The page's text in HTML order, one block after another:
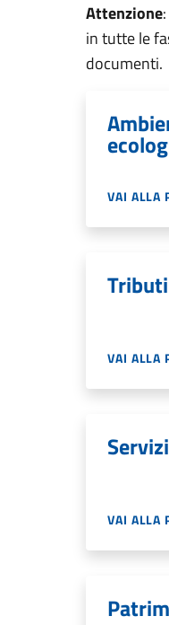
Attenzione
in tutte le
documenti.
VAI ALLA
Tributi
VAI ALLA
VAI ALLA